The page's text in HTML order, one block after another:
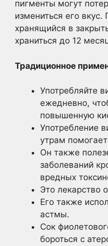
пигменты могут
измениться его
хранящийся в
храниться до 12
Традиционное
Употребляйте
ежедневно,
повышенную
Употребление
утрам
Он также
заболеваний
вредных
Это лекарство
Его также
астмы.
Сок
бороться с